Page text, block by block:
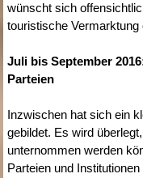
wünscht sich
touristische Vermarktung
Juli bis September
Parteien
Inzwischen hat sich ein
gebildet. Es wird
unternommen werden
Parteien und